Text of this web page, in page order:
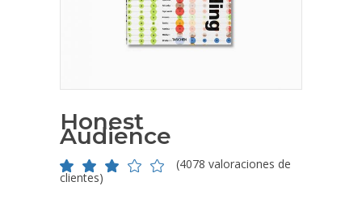
Honest
Audience
Valorado
2.58
3977
(4078 valoraciones de
clientes)